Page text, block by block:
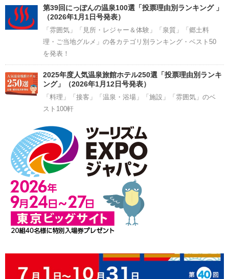
第39回にっぽんの温泉100選「投票理由別ランキング 」
（2026年1月1日号発表）
「雰囲気」「見所・レジャー＆体験」「泉質」「郷土料
理・ご当地グルメ」の各カテゴリ別ランキング・ベスト50
を発表！
2025年度人気温泉旅館ホテル250選「投票理由別ランキ
ング」（2026年1月12日号発表）
「料理」「接客」「温泉・浴場」「施設」「雰囲気」のベ
スト100軒